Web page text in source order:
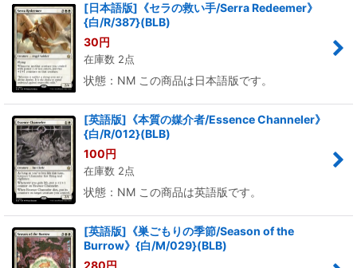
[日本語版]《セラの救い手/Serra Redeemer》
{白/R/387}(BLB)
30円
在庫数 2点
状態：NM この商品は日本語版です。
[英語版]《本質の媒介者/Essence Channeler》
{白/R/012}(BLB)
100円
在庫数 2点
状態：NM この商品は英語版です。
[英語版]《巣ごもりの季節/Season of the
Burrow》{白/M/029}(BLB)
280円